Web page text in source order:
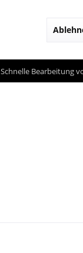
Schnelle Bearbeitung